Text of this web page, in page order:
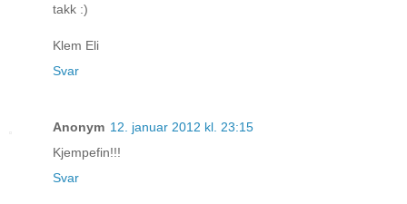
takk :)
Klem Eli
Svar
Anonym 12. januar 2012 kl. 23:15
Kjempefin!!!
Svar